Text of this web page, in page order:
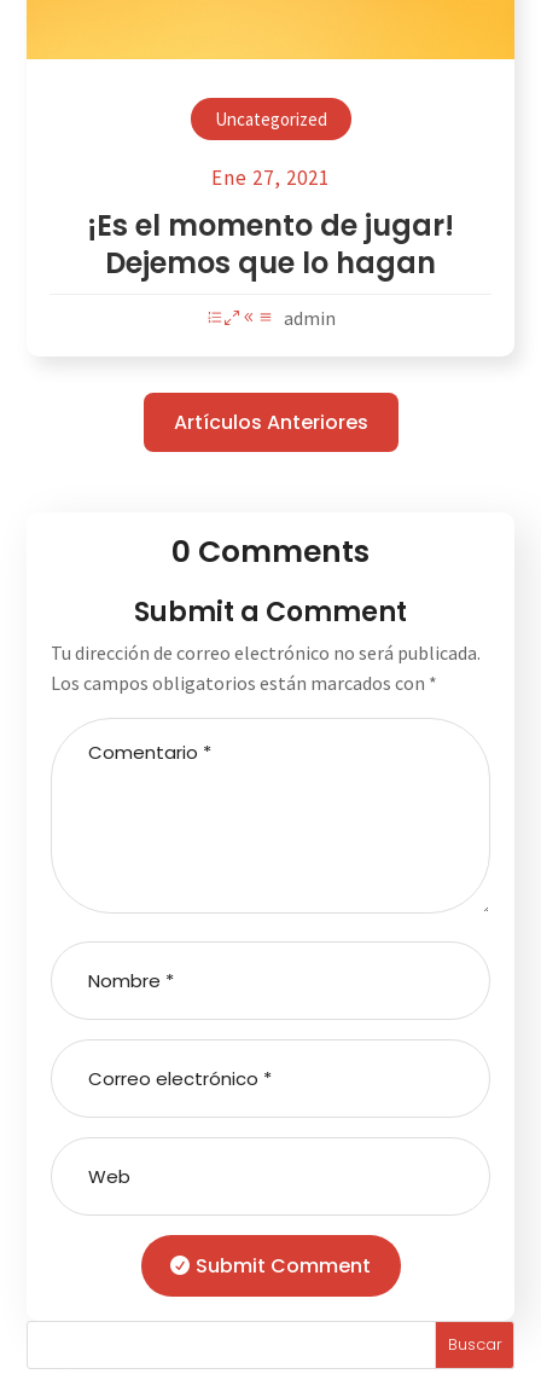
Uncategorized
Ene 27, 2021
¡Es el momento de jugar!
Dejemos que lo hagan
admin
Artículos Anteriores
0 Comments
Submit a Comment
Tu dirección de correo electrónico no será publicada.
Los campos obligatorios están marcados con *
Submit Comment